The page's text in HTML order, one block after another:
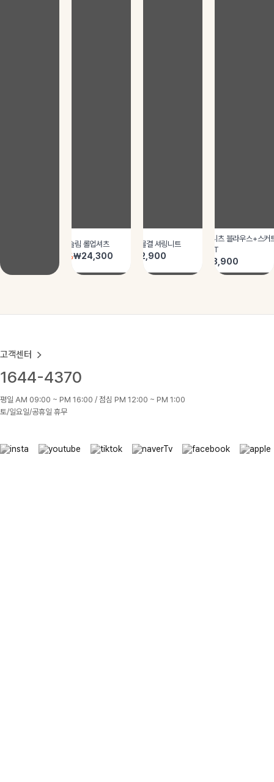
고객센터
1644-4370
평일 AM 09:00 ~ PM 16:00 / 점심 PM 12:00 ~ PM 1:00
토/일요일/공휴일 휴무